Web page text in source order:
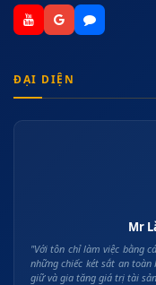
ĐẠI DIỆN
Mr
"Với tôn chỉ làm việc bằng
những chiếc két sắt an
giữ và gia tăng giá trị tài